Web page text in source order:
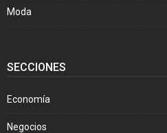
Moda
SECCIONES
Economía
Negocios